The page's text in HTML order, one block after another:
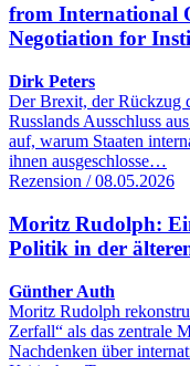
from International
Negotiation for
Dirk Peters
Der Brexit, der Rückzug
Russlands Ausschluss
auf, warum Staaten
ihnen ausgeschlosse…
Rezension / 08.05.2026
Moritz Rudolph:
Politik in der
Günther Auth
Moritz Rudolph
Zerfall“ als das zentrale
Nachdenken über